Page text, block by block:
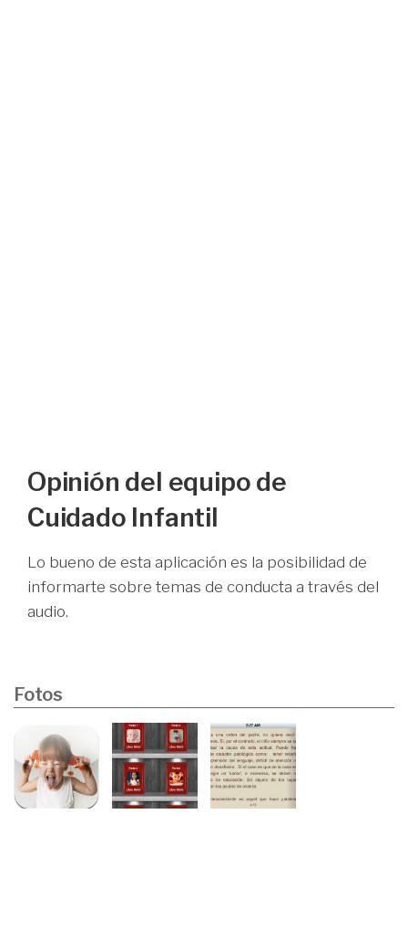
Opinión del equipo de
Cuidado Infantil
Lo bueno de esta aplicación es la posibilidad de
informarte sobre temas de conducta a través del
audio.
Fotos